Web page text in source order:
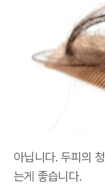
아닙니다. 두피의
는게 좋습니다.